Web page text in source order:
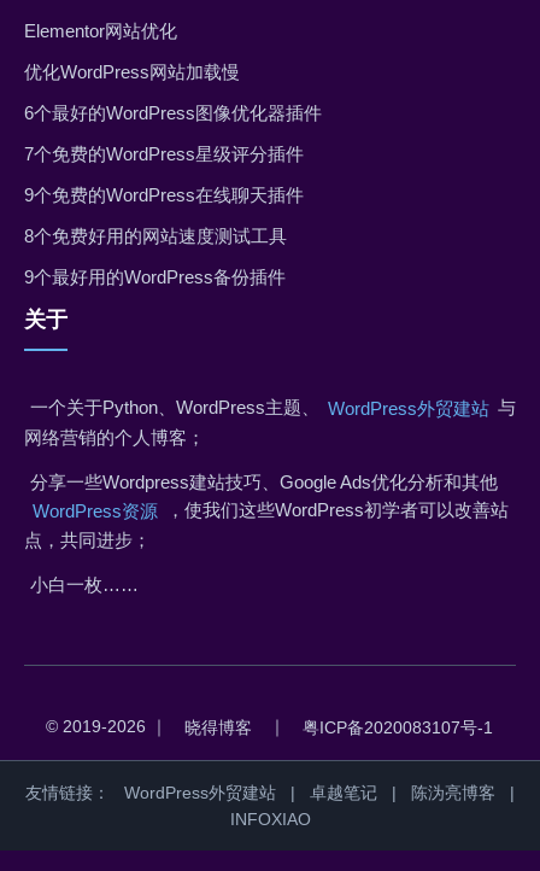
Elementor网站优化
优化WordPress网站加载慢
6个最好的WordPress图像优化器插件
7个免费的WordPress星级评分插件
9个免费的WordPress在线聊天插件
8个免费好用的网站速度测试工具
9个最好用的WordPress备份插件
关于
一个关于Python、WordPress主题、 WordPress外贸建站 与
网络营销的个人博客；
分享一些Wordpress建站技巧、Google Ads优化分析和其他
WordPress资源
，使我们这些WordPress初学者可以改善站
点，共同进步；
小白一枚……
© 2019-2026 ｜ 晓得博客 ｜ 粤ICP备2020083107号-1
友情链接： WordPress外贸建站 | 卓越笔记 | 陈沩亮博客
|
INFOXIAO